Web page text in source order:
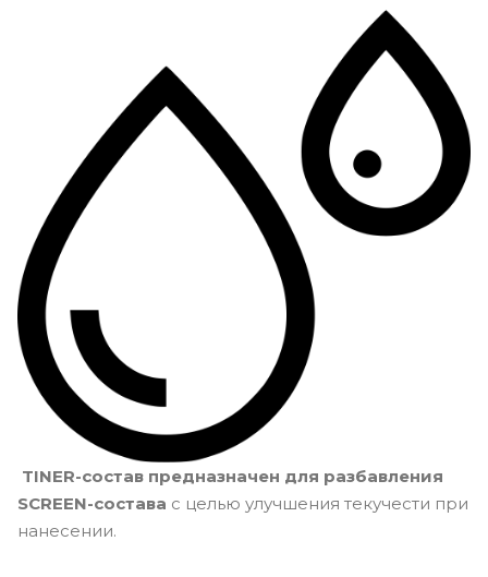
TINER-состав предназначен для разбавления
SCREEN-состава с целью улучшения текучести при
нанесении.